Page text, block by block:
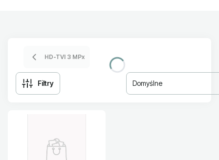
HD-TVI 3 MPx
Filtry Domyślne